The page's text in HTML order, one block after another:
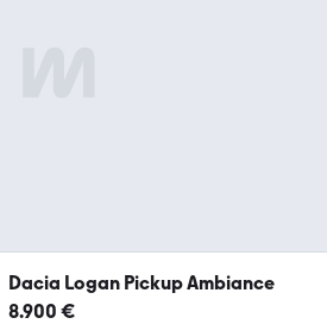
Dacia Logan Pickup Ambiance
8.900 €